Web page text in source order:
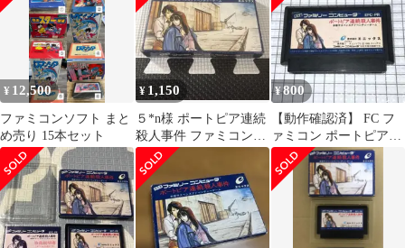
¥ 12,500
ファミコンソフト まと
め売り 15本セット
¥ 1,150
５*n様 ポートピア連続
殺人事件 ファミコンソ
フト
¥800
【動作確認済】 FC フ
ァミコン ポートピア連
続殺人事件 記名あり